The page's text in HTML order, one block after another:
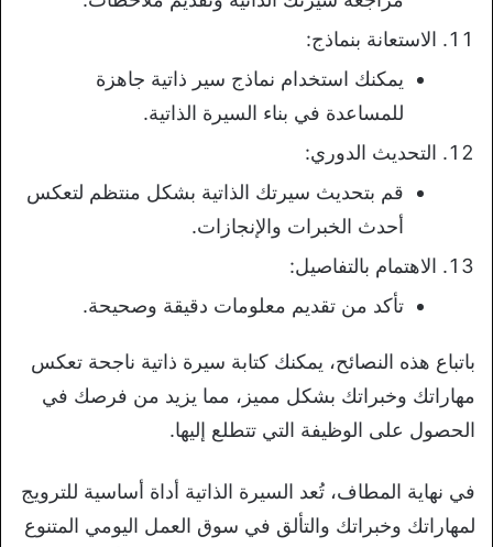
الاستعانة بنماذج:
يمكنك استخدام نماذج سير ذاتية جاهزة
للمساعدة في بناء السيرة الذاتية.
التحديث الدوري:
قم بتحديث سيرتك الذاتية بشكل منتظم لتعكس
أحدث الخبرات والإنجازات.
الاهتمام بالتفاصيل:
تأكد من تقديم معلومات دقيقة وصحيحة.
باتباع هذه النصائح، يمكنك كتابة سيرة ذاتية ناجحة تعكس
مهاراتك وخبراتك بشكل مميز، مما يزيد من فرصك في
الحصول على الوظيفة التي تتطلع إليها.
في نهاية المطاف، تُعد السيرة الذاتية أداة أساسية للترويج
لمهاراتك وخبراتك والتألق في سوق العمل اليومي المتنوع